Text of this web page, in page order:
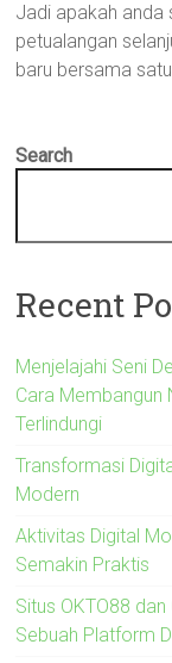
Jadi apakah anda
petualangan
baru bersama
Search
Recent
Menjelajahi Seni
Cara Membangun
Terlindungi
Transformasi
Modern
Aktivitas Digital
Semakin Praktis
Situs OKTO88
Sebuah Platform